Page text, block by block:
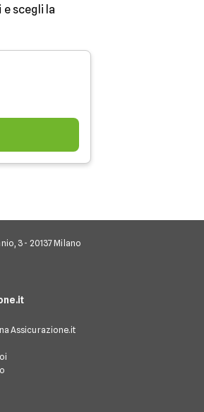
scegli la
3 - 20137 Milano
Assicurazione.it